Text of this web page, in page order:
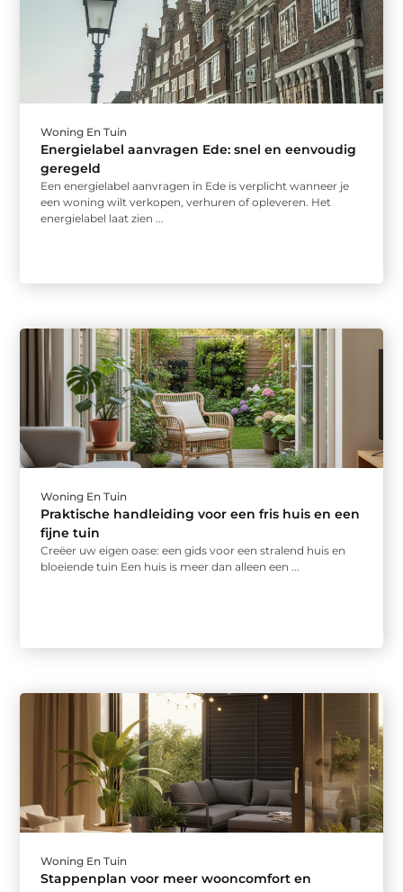
Woning En Tuin
Energielabel aanvragen Ede: snel en eenvoudig
geregeld
Een energielabel aanvragen in Ede is verplicht wanneer je
een woning wilt verkopen, verhuren of opleveren. Het
energielabel laat zien ...
Woning En Tuin
Praktische handleiding voor een fris huis en een
fijne tuin
Creëer uw eigen oase: een gids voor een stralend huis en
bloeiende tuin Een huis is meer dan alleen een ...
Woning En Tuin
Stappenplan voor meer wooncomfort en